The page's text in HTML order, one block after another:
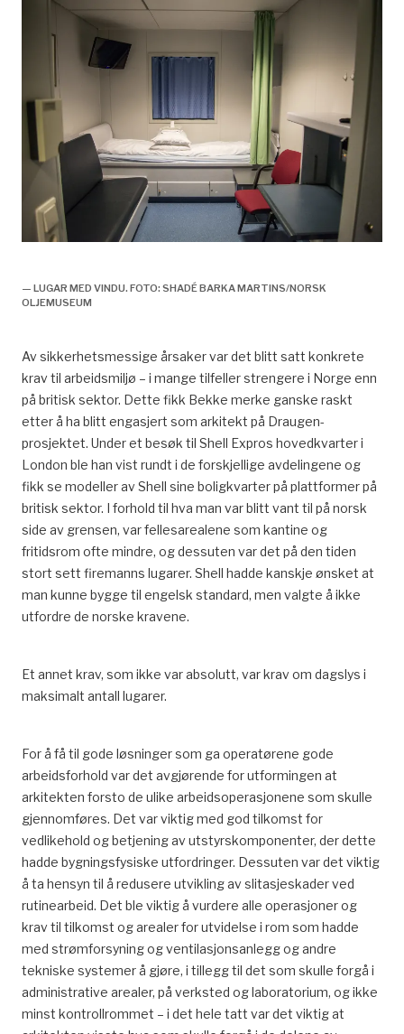
— LUGAR MED VINDU. FOTO: SHADÉ BARKA MARTINS/NORSK
OLJEMUSEUM
Av sikkerhetsmessige årsaker var det blitt satt konkrete
krav til arbeidsmiljø – i mange tilfeller strengere i Norge enn
på britisk sektor. Dette fikk Bekke merke ganske raskt
etter å ha blitt engasjert som arkitekt på Draugen-
prosjektet. Under et besøk til Shell Expros hovedkvarter i
London ble han vist rundt i de forskjellige avdelingene og
fikk se modeller av Shell sine boligkvarter på plattformer på
britisk sektor. I forhold til hva man var blitt vant til på norsk
side av grensen, var fellesarealene som kantine og
fritidsrom ofte mindre, og dessuten var det på den tiden
stort sett firemanns lugarer. Shell hadde kanskje ønsket at
man kunne bygge til engelsk standard, men valgte å ikke
utfordre de norske kravene.
Et annet krav, som ikke var absolutt, var krav om dagslys i
maksimalt antall lugarer.
For å få til gode løsninger som ga operatørene gode
arbeidsforhold var det avgjørende for utformingen at
arkitekten forsto de ulike arbeidsoperasjonene som skulle
gjennomføres. Det var viktig med god tilkomst for
vedlikehold og betjening av utstyrskomponenter, der dette
hadde bygningsfysiske utfordringer. Dessuten var det viktig
å ta hensyn til å redusere utvikling av slitasjeskader ved
rutinearbeid. Det ble viktig å vurdere alle operasjoner og
krav til tilkomst og arealer for utvidelse i rom som hadde
med strømforsyning og ventilasjonsanlegg og andre
tekniske systemer å gjøre, i tillegg til det som skulle forgå i
administrative arealer, på verksted og laboratorium, og ikke
minst kontrollrommet – i det hele tatt var det viktig at